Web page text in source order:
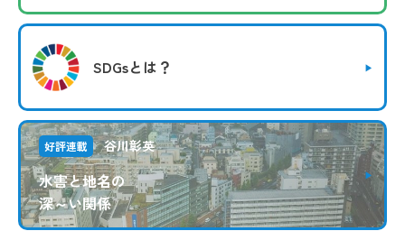
SDGsとは？
好評連載 谷川彰英
水害と地名の
深～い関係